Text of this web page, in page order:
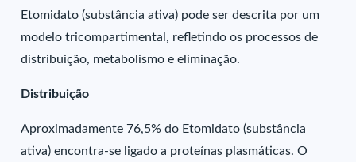
Etomidato (substância ativa) pode ser descrita por um
modelo tricompartimental, refletindo os processos de
distribuição, metabolismo e eliminação.
Distribuição
Aproximadamente 76,5% do Etomidato (substância
ativa) encontra-se ligado a proteínas plasmáticas. O